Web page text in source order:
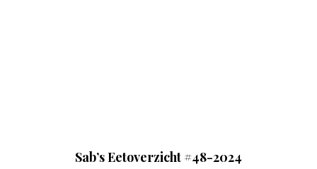
Sab’s Eetoverzicht #48-2024